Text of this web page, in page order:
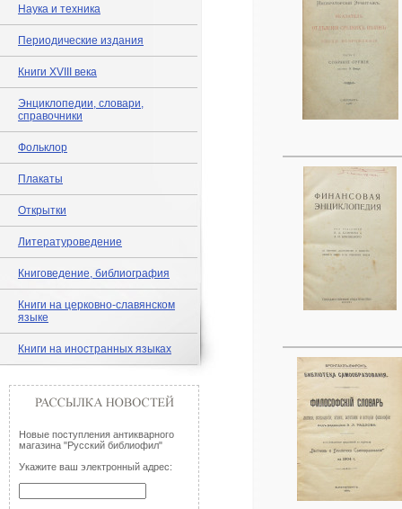
Наука и техника
Периодические издания
Книги XVIII века
Энциклопедии, словари,
справочники
Фольклор
Плакаты
Открытки
Литературоведение
Книговедение, библиография
Книги на церковно-славянском
языке
Книги на иностранных языках
Новые поступления антикварного
магазина "Русский библиофил"
Укажите ваш электронный адрес: